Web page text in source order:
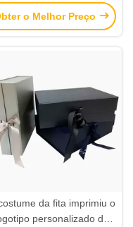
moderno com janela
transparente
o Melhor Preço
da fita imprimiu o
personalizado do